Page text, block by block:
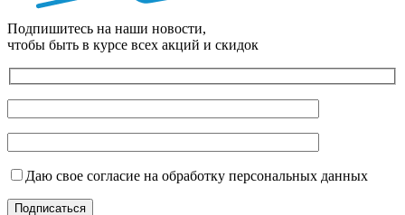
Подпишитесь на наши новости,
чтобы быть в курсе всех акций и скидок
Даю свое согласие на обработку персональных данных